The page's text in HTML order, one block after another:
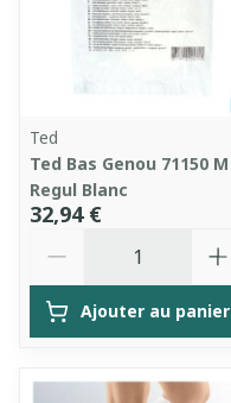
Ted
Ted Bas Genou 71150 M
Regul Blanc
32,94 €
Ajouter au panier